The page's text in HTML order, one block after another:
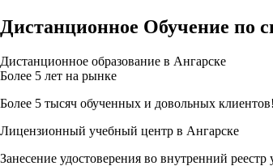
Дистанционное Обучение по
Дистанционное образование в Ангарске
Более 5 лет на рынке
Более 5 тысяч обученных и довольных клиентов!
Лицензионный учебный центр в Ангарске
Занесение удостоверения во внутренний реестр